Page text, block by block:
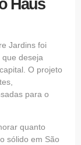
Haus
Jardins foi
deseja
O projeto
para o
quanto
sólido em São